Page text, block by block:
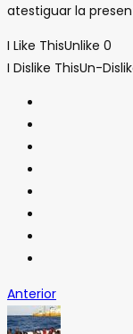
atestiguar la
I Like ThisUnlike 0
I Dislike ThisUn-
Anterior